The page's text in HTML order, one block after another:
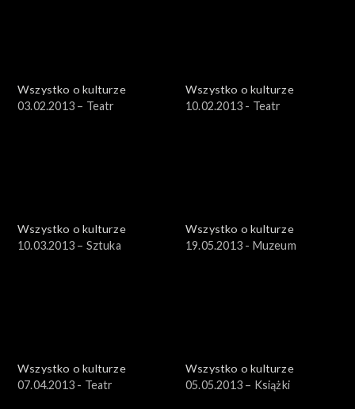
Wszystko o kulturze
03.02.2013 – Teatr
Wszystko o kulturze
10.02.2013 - Teatr
Wszystko o kulturze
10.03.2013 – Sztuka
Wszystko o kulturze
19.05.2013 - Muzeum
Wszystko o kulturze
07.04.2013 - Teatr
Wszystko o kulturze
05.05.2013 – Książki